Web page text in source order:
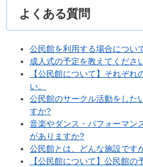
よくある質問
公民館を利用する場合につい
成人式の予定を教えてくださ
【公民館について】それぞ
い。
公民館のサークル活動をした
すか?
音楽やダンス・パフォーマン
がありますか?
公民館とは、どんな施設です
【公民館について】公民館の